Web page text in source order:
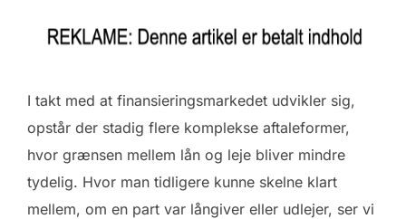
I takt med at finansieringsmarkedet udvikler sig,
opstår der stadig flere komplekse aftaleformer,
hvor grænsen mellem lån og leje bliver mindre
tydelig. Hvor man tidligere kunne skelne klart
mellem, om en part var långiver eller udlejer, ser vi